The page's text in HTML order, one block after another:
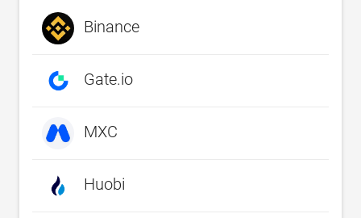
Binance
Gate.io
MXC
Huobi